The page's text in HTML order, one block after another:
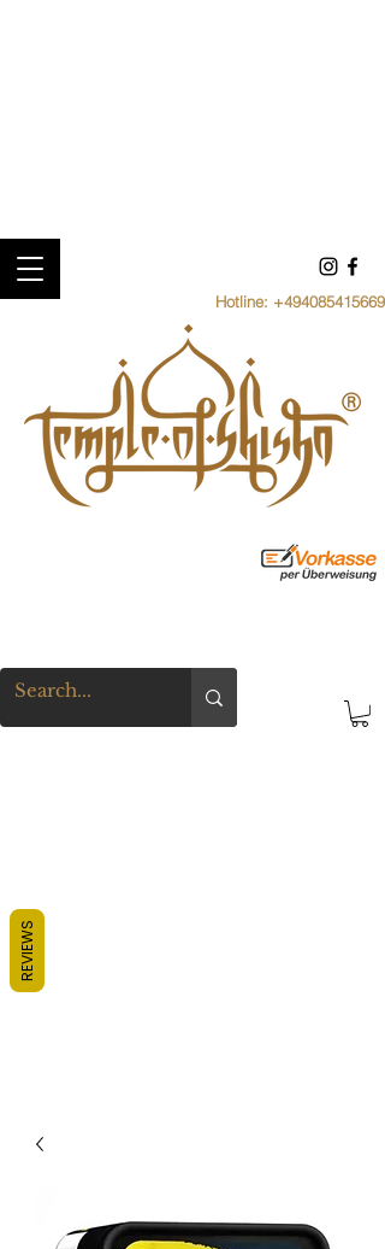
Hotline: +494085415669
REVIEWS